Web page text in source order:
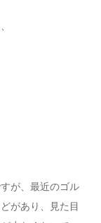
が、最近のゴル
があり、見た目